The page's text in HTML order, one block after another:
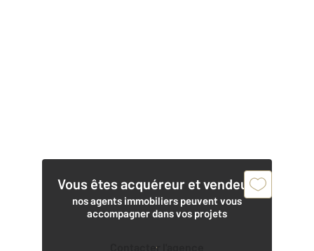
Vous êtes acquéreur et vendeur,
nos agents immobiliers peuvent vous
accompagner dans vos projets
Contacter l'agence